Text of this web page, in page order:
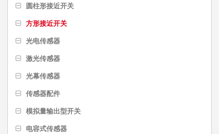
圆柱形接近开关
方形接近开关
光电传感器
激光传感器
光幕传感器
传感器配件
模拟量输出型开关
电容式传感器